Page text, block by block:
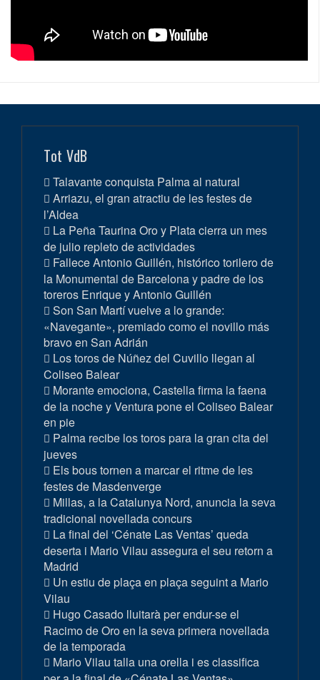
Tot VdB
Talavante conquista Palma al natural
Arriazu, el gran atractiu de les festes de
l’Aldea
La Peña Taurina Oro y Plata cierra un mes
de julio repleto de actividades
Fallece Antonio Guillén, histórico torilero de
la Monumental de Barcelona y padre de los
toreros Enrique y Antonio Guillén
Son San Martí vuelve a lo grande:
«Navegante», premiado como el novillo más
bravo en San Adrián
Los toros de Núñez del Cuvillo llegan al
Coliseo Balear
Morante emociona, Castella firma la faena
de la noche y Ventura pone el Coliseo Balear
en pie
Palma recibe los toros para la gran cita del
jueves
Els bous tornen a marcar el ritme de les
festes de Masdenverge
Millas, a la Catalunya Nord, anuncia la seva
tradicional novellada concurs
La final del ‘Cénate Las Ventas’ queda
deserta i Mario Vilau assegura el seu retorn a
Madrid
Un estiu de plaça en plaça seguint a Mario
Vilau
Hugo Casado lluitarà per endur-se el
Racimo de Oro en la seva primera novellada
de la temporada
Mario Vilau talla una orella i es classifica